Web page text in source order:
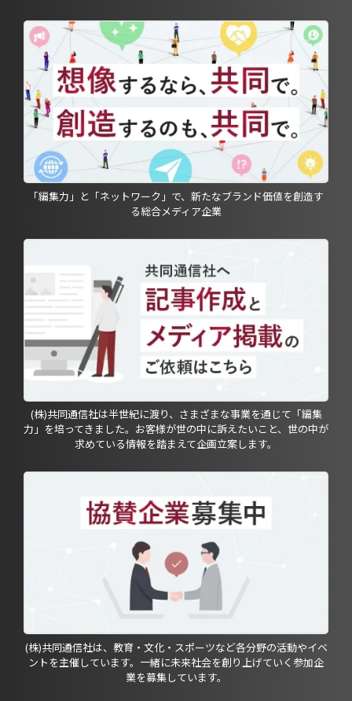
「編集力」と「ネットワーク」で、新たなブランド価値を創造す
る総合メディア企業
(株)共同通信社は半世紀に渡り、さまざまな事業を通じて「編集
力」を培ってきました。お客様が世の中に訴えたいこと、世の中が
求めている情報を踏まえて企画立案します。
(株)共同通信社は、教育・文化・スポーツなど各分野の活動やイベ
ントを主催しています。一緒に未来社会を創り上げていく参加企
業を募集しています。